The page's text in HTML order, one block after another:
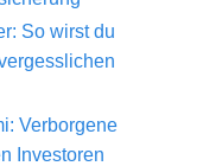
So wirst du
Verborgene
Investoren